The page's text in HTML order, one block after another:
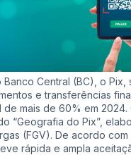
Central (BC), o Pix,
e transferências
de mais de 60% em 2024.
“Geografia do Pix”,
(FGV). De acordo com
rápida e ampla